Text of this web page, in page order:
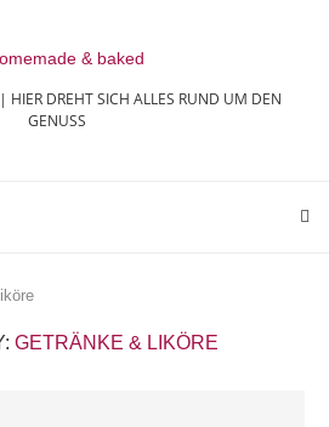
DREHT SICH ALLES RUND UM DEN
GENUSS
GETRÄNKE & LIKÖRE